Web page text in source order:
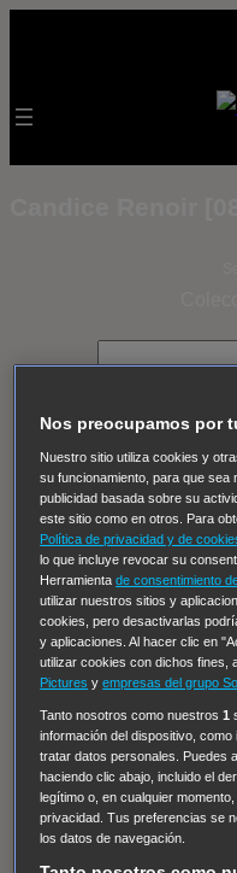
Despedida
Thomas, el ojo
Insomnia El
Hudson & Rex
Regreso al futuro III
caballeros
y Lola High
Moonflower Murders
Evolution Terapia
Hailey Dean
NCIS: Nueva
The Shield: Al
The Killing Kind
Chicago Fire
Nos preocupamos por
Nuestro sitio utiliza cookies y
su funcionamiento, para que
publicidad basada sobre su
este sitio como en otros. Para
Política de privacidad y de
lo que incluye revocar su
Herramientade consentimiento
utilizar nuestros sitios y
cookies, pero desactivarlas
y aplicaciones. Al hacer clic en
utilizar cookies con dichos
Pictures yempresas del grupo
Tanto nosotros como nuestros1
información del dispositivo,
tratar datos personales. Puedes
haciendo clic abajo, incluido el
legítimo o, en cualquier
privacidad. Tus preferencias se
los datos de navegación.